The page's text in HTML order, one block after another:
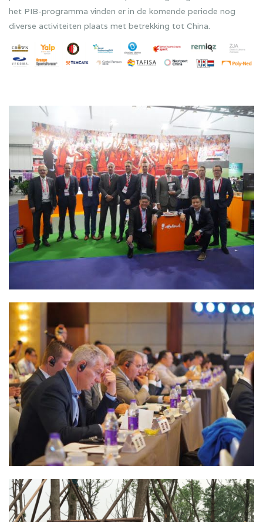
het PIB-programma vinden er in de komende periode nog
diverse activiteiten plaats met betrekking tot China.